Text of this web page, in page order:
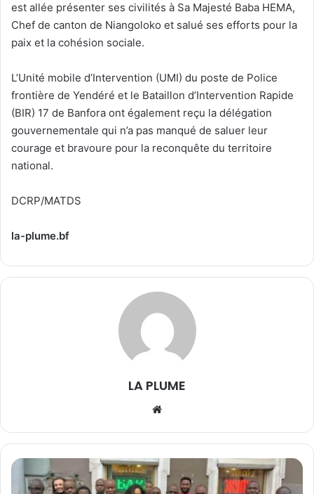
est allée présenter ses civilités à Sa Majesté Baba HEMA,
Chef de canton de Niangoloko et salué ses efforts pour la
paix et la cohésion sociale.
L’Unité mobile d’Intervention (UMI) du poste de Police
frontière de Yendéré et le Bataillon d’Intervention Rapide
(BIR) 17 de Banfora ont également reçu la délégation
gouvernementale qui n’a pas manqué de saluer leur
courage et bravoure pour la reconquête du territoire
national.
DCRP/MATDS
la-plume.bf
LA PLUME
te
D